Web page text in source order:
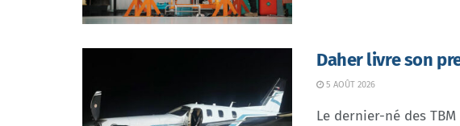
Daher livre son
5 AOÛT 2026
Le dernier-né des